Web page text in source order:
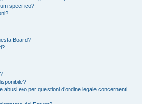
specifico?
Board?
e/o per questioni d’ordine legale concernenti